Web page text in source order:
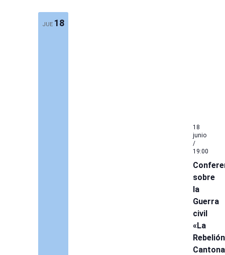
JUE 18
sobre
la
Guerra
civil
«La
Rebelión
18
junio
/
19:00